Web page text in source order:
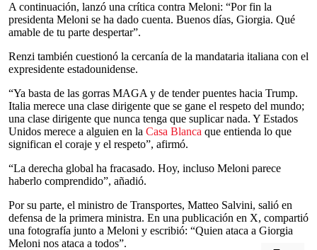
A continuación, lanzó una crítica contra Meloni: “Por fin la
presidenta Meloni se ha dado cuenta. Buenos días, Giorgia. Qué
amable de tu parte despertar”.
Renzi también cuestionó la cercanía de la mandataria italiana con el
expresidente estadounidense.
“Ya basta de las gorras MAGA y de tender puentes hacia Trump.
Italia merece una clase dirigente que se gane el respeto del mundo;
una clase dirigente que nunca tenga que suplicar nada. Y Estados
Unidos merece a alguien en la Casa Blanca que entienda lo que
significan el coraje y el respeto”, afirmó.
“La derecha global ha fracasado. Hoy, incluso Meloni parece
haberlo comprendido”, añadió.
Por su parte, el ministro de Transportes, Matteo Salvini, salió en
defensa de la primera ministra. En una publicación en X, compartió
una fotografía junto a Meloni y escribió: “Quien ataca a Giorgia
Meloni nos ataca a todos”.